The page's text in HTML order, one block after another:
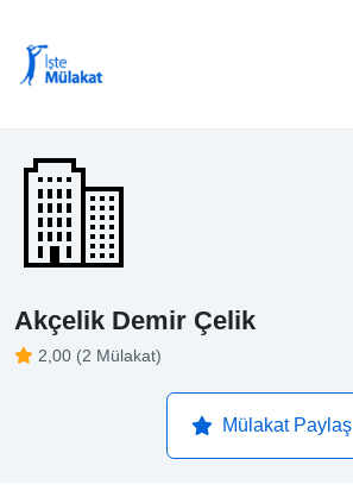
Akçelik Demir Çelik
2,00 (2 Mülakat)
Mülakat Paylaş